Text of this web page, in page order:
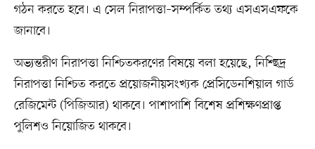
গঠন করতে হবে। এ সেল নিরাপত্তা–সম্পর্কিত তথ্য এসএসএফকে
জানাবে।
অভ্যন্তরীণ নিরাপত্তা নিশ্চিতকরণের বিষয়ে বলা হয়েছে, নিশ্ছিদ্র
নিরাপত্তা নিশ্চিত করতে প্রয়োজনীয়সংখ্যক প্রেসিডেনশিয়াল গার্ড
রেজিমেন্ট (পিজিআর) থাকবে। পাশাপাশি বিশেষ প্রশিক্ষণপ্রাপ্ত
পুলিশও নিয়োজিত থাকবে।